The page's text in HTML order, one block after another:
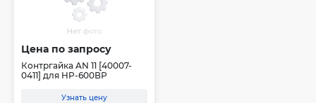
Цена по запросу
Контргайка AN 11 [40007-
0411] для HP-600ВР
Узнать цену